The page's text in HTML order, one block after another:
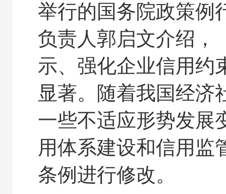
举行的国务院政策例
负责人郭启文介绍，
示、强化企业信用约
显著。随着我国经济
一些不适应形势发展
用体系建设和信用监
条例进行修改。